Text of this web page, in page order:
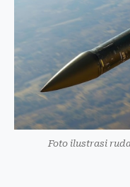
Foto ilustrasi